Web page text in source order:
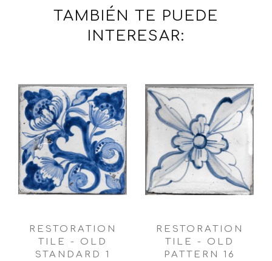
TAMBIÉN TE PUEDE
INTERESAR:
RESTORATION
TILE - OLD
STANDARD 1
RESTORATION
TILE - OLD
PATTERN 16